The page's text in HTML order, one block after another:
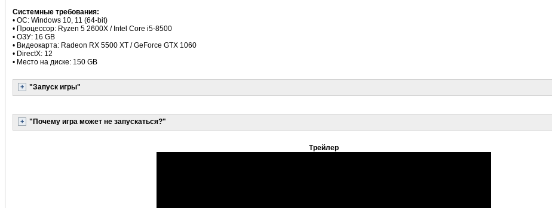
Системные требования:
• ОС: Windows 10, 11 (64-bit)
• Процессор: Ryzen 5 2600X / Intel Core i5-8500
• ОЗУ: 16 GB
• Видеокарта: Radeon RX 5500 XT / GeForce GTX 1060
• DirectX: 12
• Место на диске: 150 GB
"Запуск игры"
"Почему игра может не запускаться?"
Трейлер